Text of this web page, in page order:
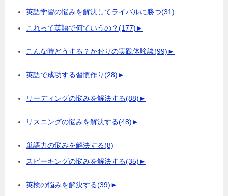
英語学習の悩みを解決してライバルに勝つ(31)
これって英語で何ていうの？(177)►
こんな時どうする？かおりの実践体験談(99)►
英語で成功する習慣作り(28)►
リーディングの悩みを解決する(88)►
リスニングの悩みを解決する(48)►
単語力の悩みを解決する(8)
スピーキングの悩みを解決する(35)►
英検の悩みを解決する(39)►